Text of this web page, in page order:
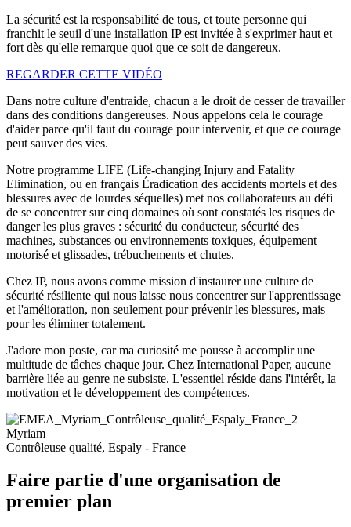
La sécurité est la responsabilité de tous, et toute personne qui
franchit le seuil d'une installation IP est invitée à s'exprimer haut et
fort dès qu'elle remarque quoi que ce soit de dangereux.
REGARDER CETTE VIDÉO
Dans notre culture d'entraide, chacun a le droit de cesser de travailler
dans des conditions dangereuses. Nous appelons cela le courage
d'aider parce qu'il faut du courage pour intervenir, et que ce courage
peut sauver des vies.
Notre programme LIFE (Life-changing Injury and Fatality
Elimination, ou en français Éradication des accidents mortels et des
blessures avec de lourdes séquelles) met nos collaborateurs au défi
de se concentrer sur cinq domaines où sont constatés les risques de
danger les plus graves : sécurité du conducteur, sécurité des
machines, substances ou environnements toxiques, équipement
motorisé et glissades, trébuchements et chutes.
Chez IP, nous avons comme mission d'instaurer une culture de
sécurité résiliente qui nous laisse nous concentrer sur l'apprentissage
et l'amélioration, non seulement pour prévenir les blessures, mais
pour les éliminer totalement.
J'adore mon poste, car ma curiosité me pousse à accomplir une
multitude de tâches chaque jour. Chez International Paper, aucune
barrière liée au genre ne subsiste. L'essentiel réside dans l'intérêt, la
motivation et le développement des compétences.
Myriam
Contrôleuse qualité, Espaly - France
Faire partie d'une organisation de
premier plan